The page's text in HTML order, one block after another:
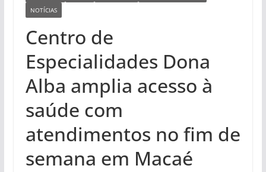
NOTÍCIAS
Centro de
Especialidades Dona
Alba amplia acesso à
saúde com
atendimentos no fim de
semana em Macaé